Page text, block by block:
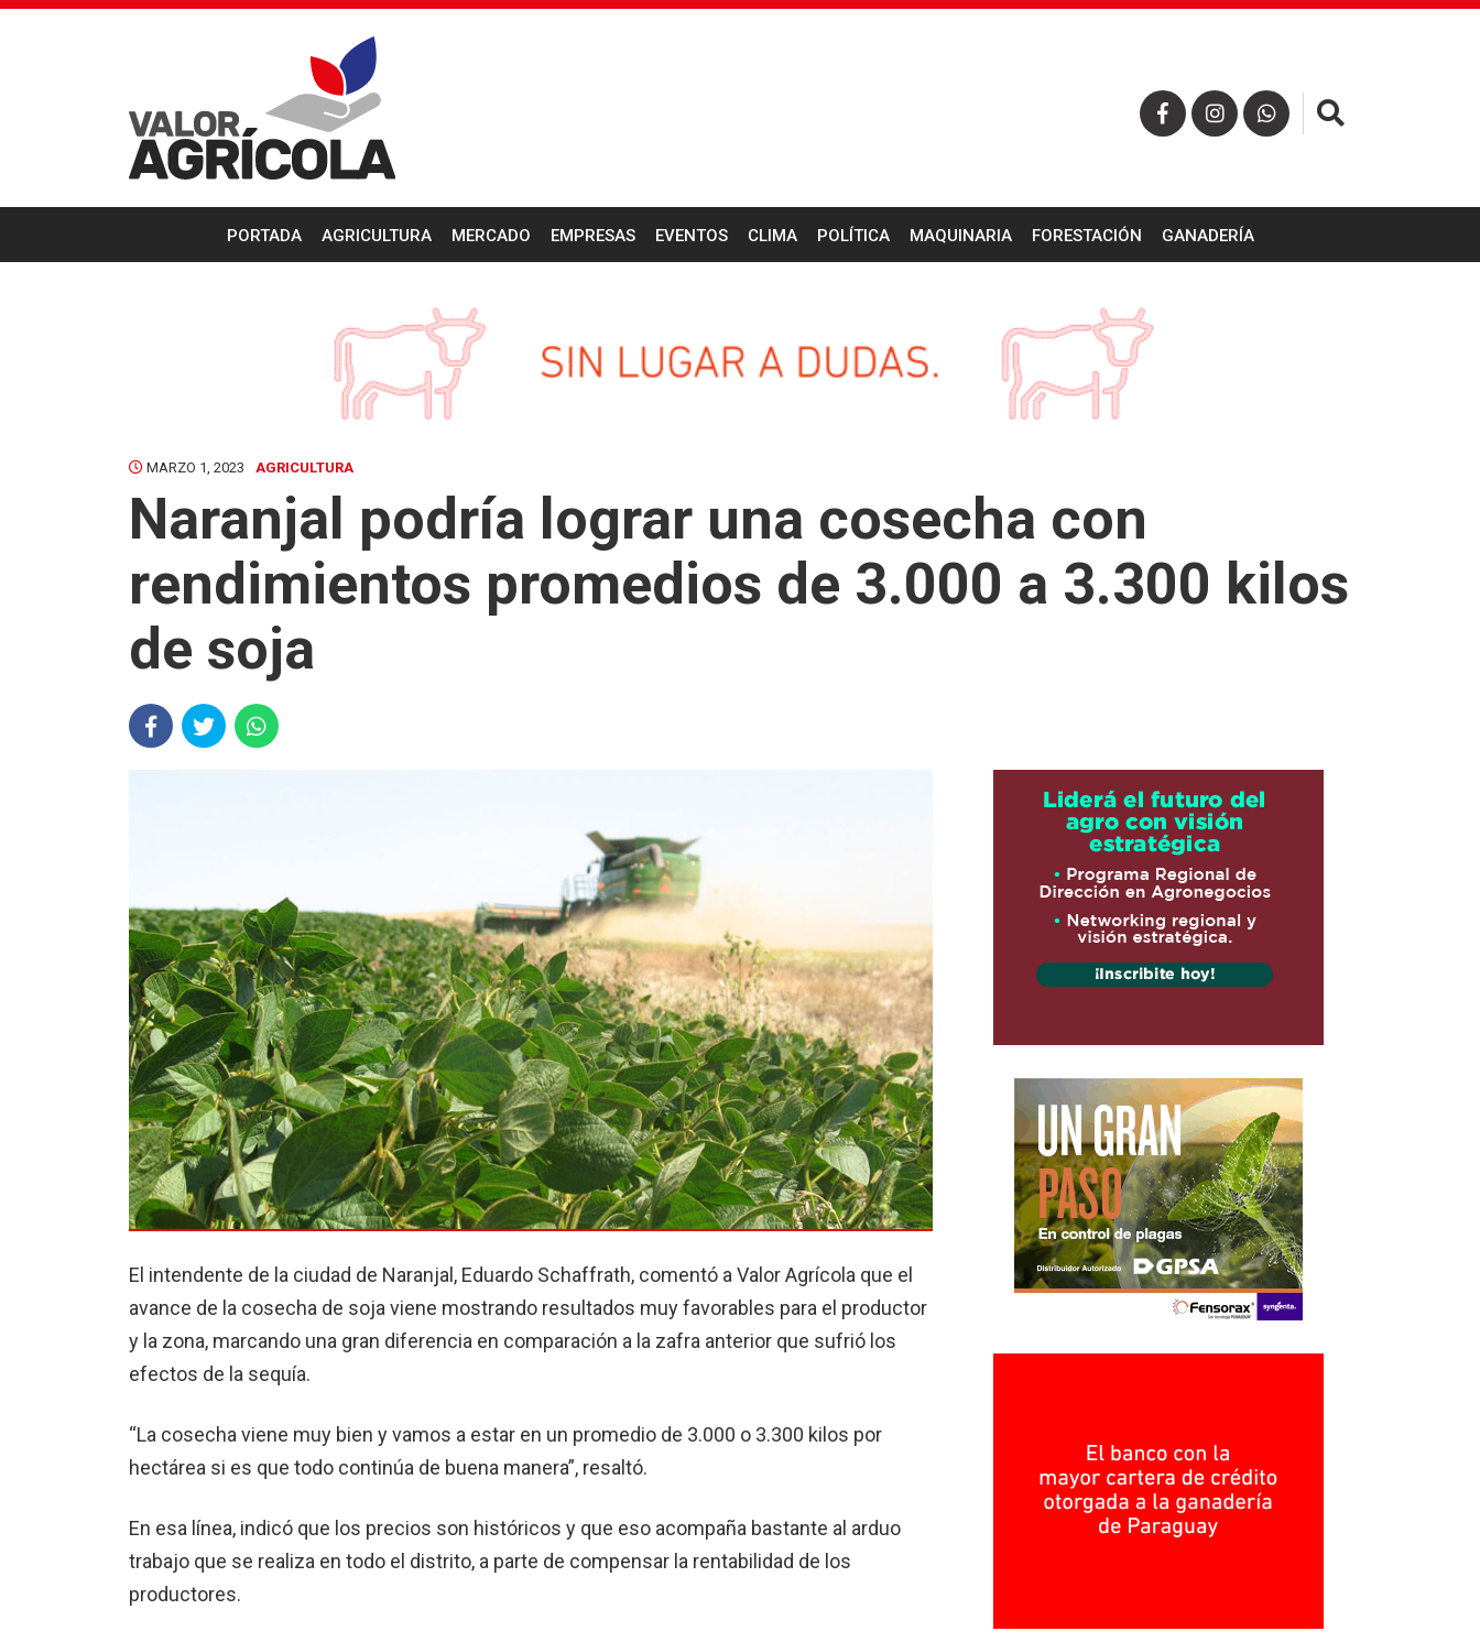
PORTADA AGRICULTURA MERCADO EMPRESAS EVENTOS CLIMA POLÍTICA MAQUINARIA FORESTACIÓN GANADERÍA
MARZO 1, 2023 AGRICULTURA
Naranjal podría lograr una cosecha con
rendimientos promedios de 3.000 a 3.300 kilos
de soja
El intendente de la ciudad de Naranjal, Eduardo Schaffrath, comentó a Valor Agrícola que el
avance de la cosecha de soja viene mostrando resultados muy favorables para el productor
y la zona, marcando una gran diferencia en comparación a la zafra anterior que sufrió los
efectos de la sequía.
“La cosecha viene muy bien y vamos a estar en un promedio de 3.000 o 3.300 kilos por
hectárea si es que todo continúa de buena manera”, resaltó.
En esa línea, indicó que los precios son históricos y que eso acompaña bastante al arduo
trabajo que se realiza en todo el distrito, a parte de compensar la rentabilidad de los
productores.